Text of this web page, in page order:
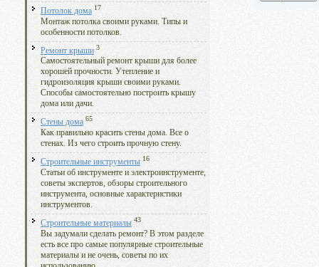
Потолок дома 17
Монтаж потолка своими руками. Типы и
особенности потолков.
Ремонт крыши 3
Самостоятельный ремонт крыши для более
хорошей прочности. Утепление и
гидроизоляция крыши своими руками.
Способы самостоятельно построить крышу
дома или дачи.
Стены дома 65
Как правильно красить стены дома. Все о
стенах. Из чего строить прочную стену.
Строительные инструменты 16
Статьи об инструменте и электроинструменте,
советы экспертов, обзоры строительного
инструмента, основные характеристики
инструментов.
Строительные материалы 43
Вы задумали сделать ремонт? В этом разделе
есть все про самые популярные строительные
материалы и не очень, советы по их